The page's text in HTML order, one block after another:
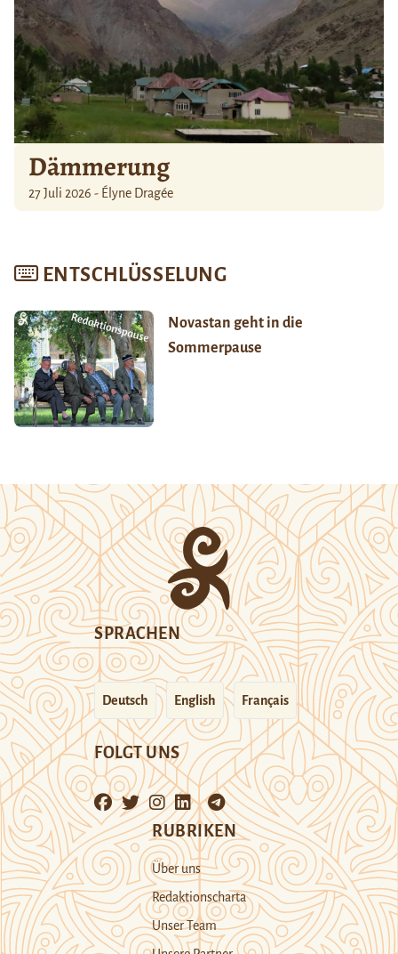
Dämmerung
27 Juli 2026 - Élyne Dragée
ENTSCHLÜSSELUNG
Novastan geht in die
Sommerpause
SPRACHEN
Deutsch English Français
FOLGT UNS
RUBRIKEN
Über uns
Redaktionscharta
Unser Team